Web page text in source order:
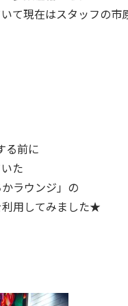
いて現在はスタッフの
る前に
た
ラウンジ」の
用してみました★